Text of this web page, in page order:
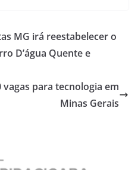
MG irá reestabelecer o
D’água Quente e
para tecnologia em
Minas Gerais